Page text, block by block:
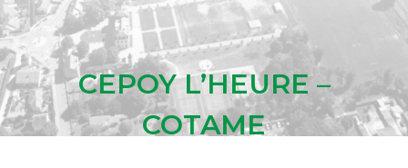
CEPOY L’HEURE –
COTAME